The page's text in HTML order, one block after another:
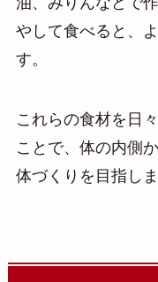
やして食べると、
す。
これらの食材を日
ことで、体の内側
体づくりを目指しま